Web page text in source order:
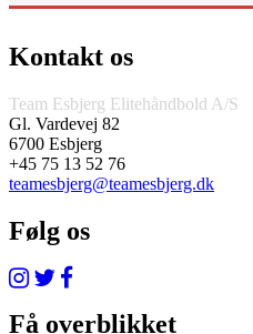
Kontakt os
Team Esbjerg Elitehåndbold A/S
Gl. Vardevej 82
6700 Esbjerg
+45 75 13 52 76
teamesbjerg@teamesbjerg.dk
Følg os
Få overblikket